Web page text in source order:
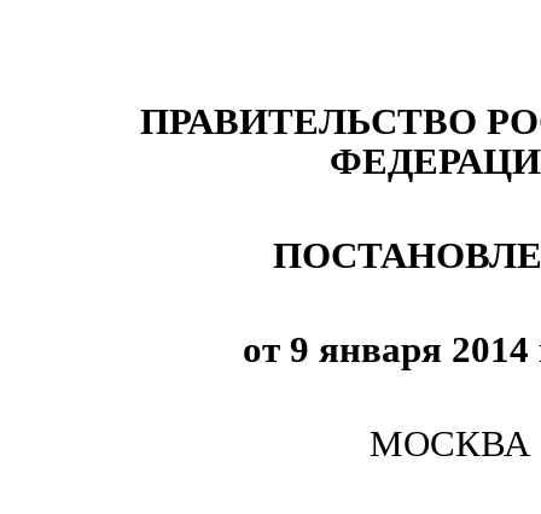
ПРАВИТЕЛЬСТВО
от 9 января
МОСКВА